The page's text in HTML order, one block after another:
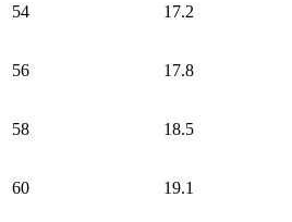
54 17.2
56 17.8
58 18.5
60 19.1